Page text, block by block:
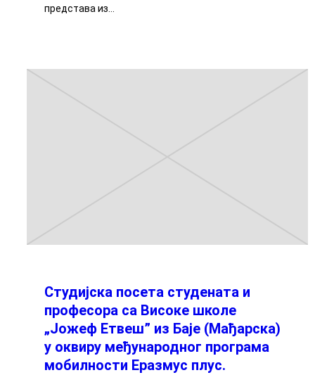
представа из…
Студијска посета студената и
професора са Високе школе
„Јожеф Етвеш” из Баје (Мађарска)
у оквиру међународног програма
мобилности Еразмус плус.